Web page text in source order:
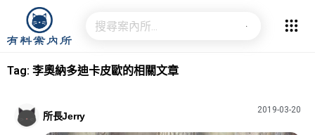
Tag: 李奧納多迪卡皮歐的相關文章
所長Jerry
2019-03-20